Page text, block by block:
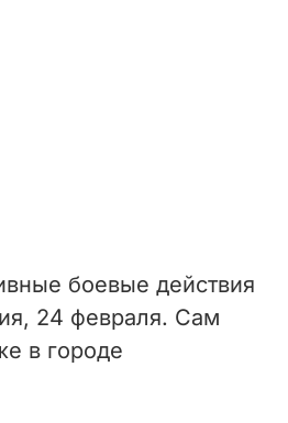
боевые действия
24 февраля. Сам
в городе